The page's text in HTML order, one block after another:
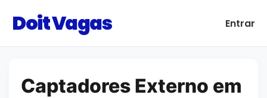
Doit Vagas Entrar
Captadores Externo em